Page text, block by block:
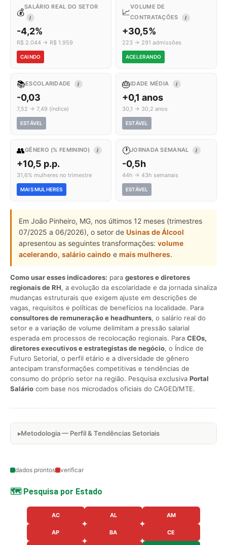
💰
SALÁRIO REAL DO SETOR
I
-4,2%
R$ 2.044 → R$ 1.959
CAINDO
📈
VOLUME DE
CONTRATAÇÕES
I
+30,5%
223 → 291 admissões
ACELERANDO
📚ESCOLARIDADE I
-0,03
7,52 → 7,49 (índice)
ESTÁVEL
🎂IDADE MÉDIA I
+0,1 anos
30,1 → 30,2 anos
ESTÁVEL
👥GÊNERO (% FEMININO) I
+10,5 p.p.
31,6% mulheres no trimestre
MAIS MULHERES
🕐JORNADA SEMANAL I
-0,5h
44h → 43h semanais
ESTÁVEL
Em João Pinheiro, MG, nos últimos 12 meses (trimestres
07/2025 a 06/2026), o setor de Usinas de Álcool
apresentou as seguintes transformações: volume
acelerando, salário caindo e mais mulheres.
Como usar esses indicadores: para gestores e diretores
regionais de RH, a evolução da escolaridade e da jornada sinaliza
mudanças estruturais que exigem ajuste em descrições de
vagas, requisitos e políticas de benefícios na localidade. Para
consultores de remuneração e headhunters, o salário real do
setor e a variação de volume delimitam a pressão salarial
esperada em processos de recolocação regionais. Para CEOs,
diretores executivos e estrategistas de negócio, o Índice de
Futuro Setorial, o perfil etário e a diversidade de gênero
antecipam transformações competitivas e tendências de
consumo do próprio setor na região. Pesquisa exclusiva Portal
Salário com base nos microdados oficiais do CAGED/MTE.
Metodologia — Perfil & Tendências Setoriais
dados prontos verificar
🗺️ Pesquisa por Estado
AC AL AM
AP BA CE